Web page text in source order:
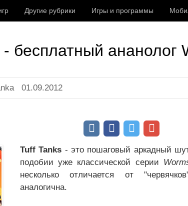
Другие рубрики Игры и программы
- бесплатный ананолог
01.09.2012
Tuff Tanks - это пошаговый аркадный
подобии уже классической серии
несколько отличается от
аналогична.